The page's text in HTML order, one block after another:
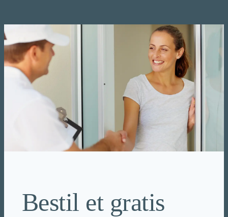
til
indhold
Bestil et gratis